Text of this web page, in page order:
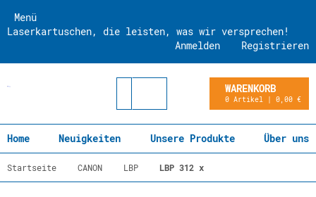
Menü
Laserkartuschen, die leisten, was wir versprechen!
Registrieren
Anmelden
WARENKORB
0 Artikel | 0,00 €
Home Neuigkeiten Unsere Produkte Über uns
Startseite CANON LBP LBP 312 x